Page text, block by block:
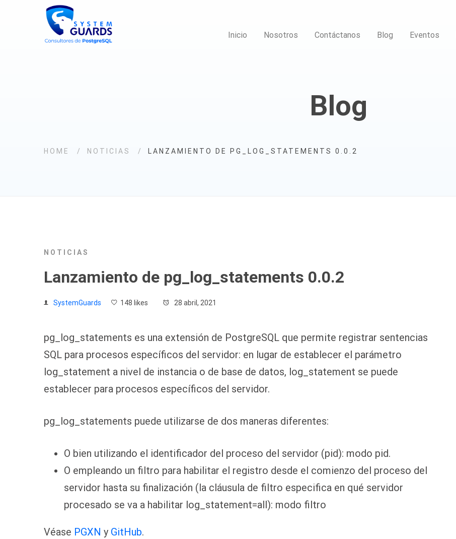
Inicio Nosotros Contáctanos Blog Eventos
Blog
HOME NOTICIAS LANZAMIENTO DE PG_LOG_STATEMENTS 0.0.2
NOTICIAS
Lanzamiento de pg_log_statements 0.0.2
SystemGuards 148 likes 28 abril, 2021
pg_log_statements es una extensión de PostgreSQL que permite registrar sentencias
SQL para procesos específicos del servidor: en lugar de establecer el parámetro
log_statement a nivel de instancia o de base de datos, log_statement se puede
establecer para procesos específicos del servidor.
pg_log_statements puede utilizarse de dos maneras diferentes:
O bien utilizando el identificador del proceso del servidor (pid): modo pid.
O empleando un filtro para habilitar el registro desde el comienzo del proceso del
servidor hasta su finalización (la cláusula de filtro especifica en qué servidor
procesado se va a habilitar log_statement=all): modo filtro
Véase PGXN y GitHub.